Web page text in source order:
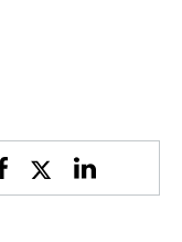
Facebook
TwitterLinkedin